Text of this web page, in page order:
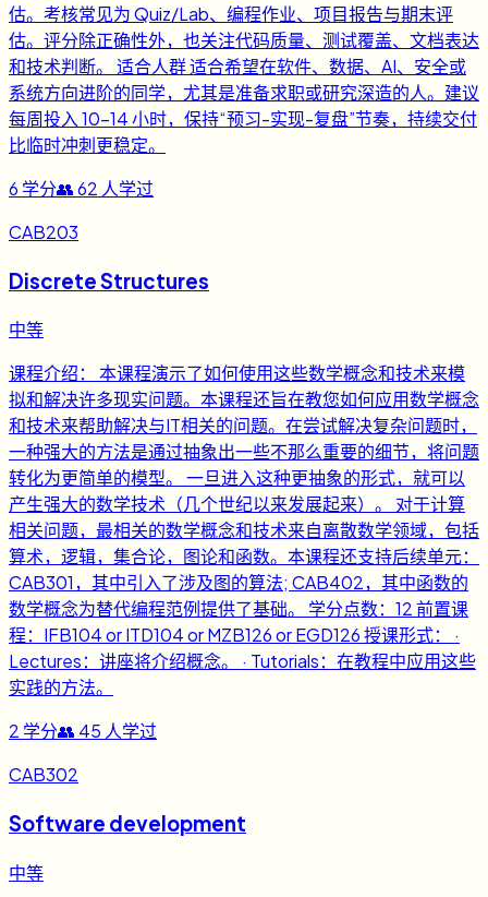
估。考核常见为 Quiz/Lab、编程作业、项目报告与期末评
估。评分除正确性外，也关注代码质量、测试覆盖、文档表达
和技术判断。 适合人群 适合希望在软件、数据、AI、安全或
系统方向进阶的同学，尤其是准备求职或研究深造的人。建议
每周投入 10-14 小时，保持“预习-实现-复盘”节奏，持续交付
比临时冲刺更稳定。
6 学分👥62 人学过
CAB203
Discrete Structures
中等
课程介绍： 本课程演示了如何使用这些数学概念和技术来模
拟和解决许多现实问题。本课程还旨在教您如何应用数学概念
和技术来帮助解决与IT相关的问题。在尝试解决复杂问题时，
一种强大的方法是通过抽象出一些不那么重要的细节，将问题
转化为更简单的模型。 一旦进入这种更抽象的形式，就可以
产生强大的数学技术（几个世纪以来发展起来）。 对于计算
相关问题，最相关的数学概念和技术来自离散数学领域，包括
算术，逻辑，集合论，图论和函数。本课程还支持后续单元：
CAB301，其中引入了涉及图的算法; CAB402，其中函数的
数学概念为替代编程范例提供了基础。 学分点数：12 前置课
程：IFB104 or ITD104 or MZB126 or EGD126 授课形式： ·
Lectures：讲座将介绍概念。 · Tutorials：在教程中应用这些
实践的方法。
2 学分👥 45 人学过
CAB302
Software development
中等